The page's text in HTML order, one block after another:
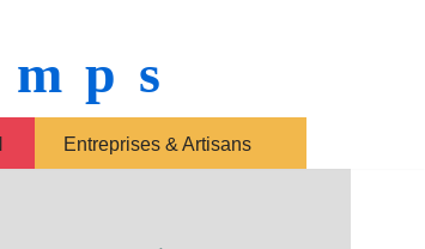
Entreprises & Artisans